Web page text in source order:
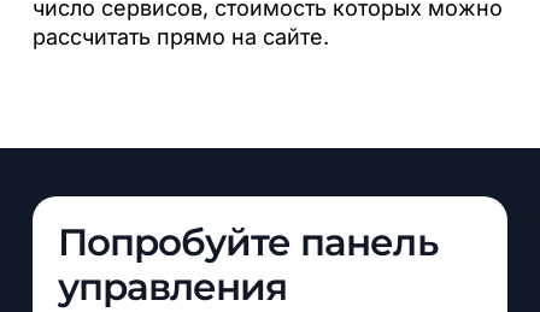
число сервисов, стоимость которых можно
рассчитать прямо на сайте.
Попробуйте панель
управления